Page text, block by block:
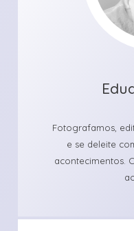
Fotografamos,
e se deleite
acontecimentos.